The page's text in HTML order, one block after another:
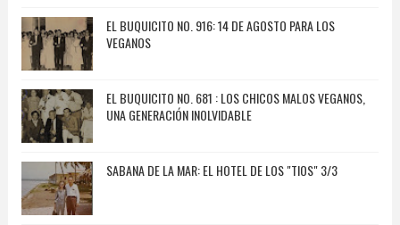
EL BUQUICITO NO. 916: 14 DE AGOSTO PARA LOS
VEGANOS
EL BUQUICITO NO. 681 : LOS CHICOS MALOS VEGANOS,
UNA GENERACIÓN INOLVIDABLE
SABANA DE LA MAR: EL HOTEL DE LOS "TIOS" 3/3